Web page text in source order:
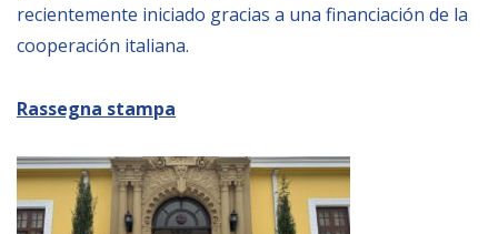
recientemente iniciado gracias a una financiación de la
cooperación italiana.
Rassegna stampa